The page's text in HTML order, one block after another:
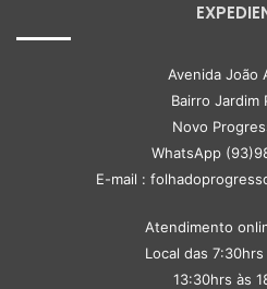
Avenida João
Bairro Jardim
Novo
WhatsApp
E-mail :
Atendimento
Local das 7:30hrs
13:30hrs às